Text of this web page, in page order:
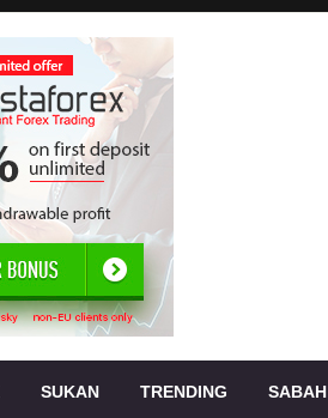
SUKAN TRENDING SABAH